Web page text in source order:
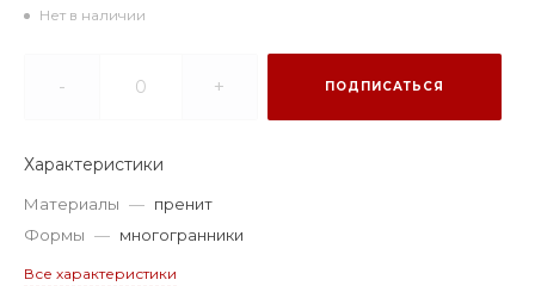
Нет в наличии
- + ПОДПИСАТЬСЯ
Характеристики
Материалы — пренит
Формы — многогранники
Все характеристики